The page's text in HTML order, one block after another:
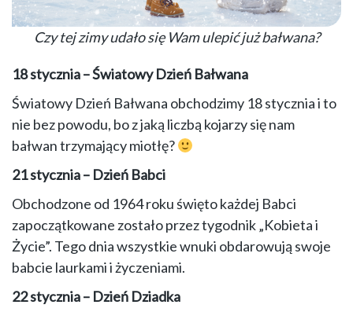
Czy tej zimy udało się Wam ulepić już bałwana?
18 stycznia – Światowy Dzień Bałwana
Światowy Dzień Bałwana obchodzimy 18 stycznia i to
nie bez powodu, bo z jaką liczbą kojarzy się nam
bałwan trzymający miotłę?
21 stycznia – Dzień Babci
Obchodzone od 1964 roku święto każdej Babci
zapoczątkowane zostało przez tygodnik „Kobieta i
Życie”. Tego dnia wszystkie wnuki obdarowują swoje
babcie laurkami i życzeniami.
22 stycznia – Dzień Dziadka